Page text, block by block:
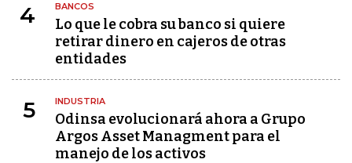
4 BANCOS
Lo que le cobra su banco si quiere
retirar dinero en cajeros de otras
entidades
5 INDUSTRIA
Odinsa evolucionará ahora a Grupo
Argos Asset Managment para el
manejo de los activos